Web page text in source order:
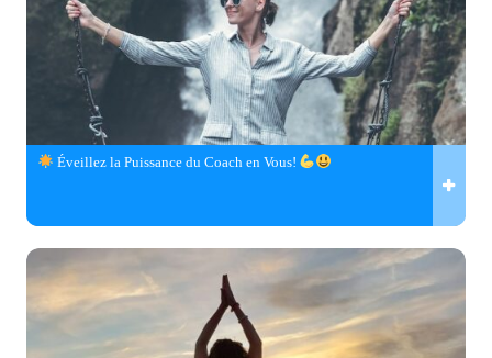
Éveillez la Puissance du Coach en Vous!